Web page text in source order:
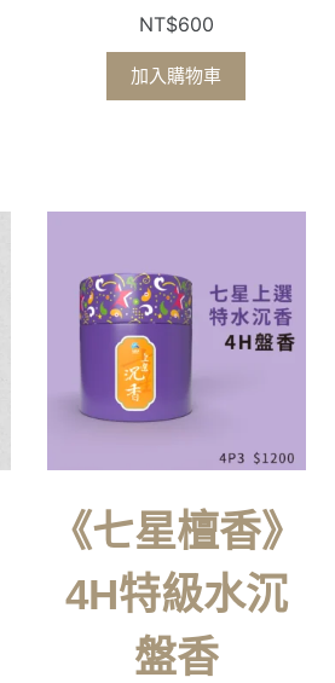
NT$600
加入購物車
《七星檀香》
4H特級水沉
盤香